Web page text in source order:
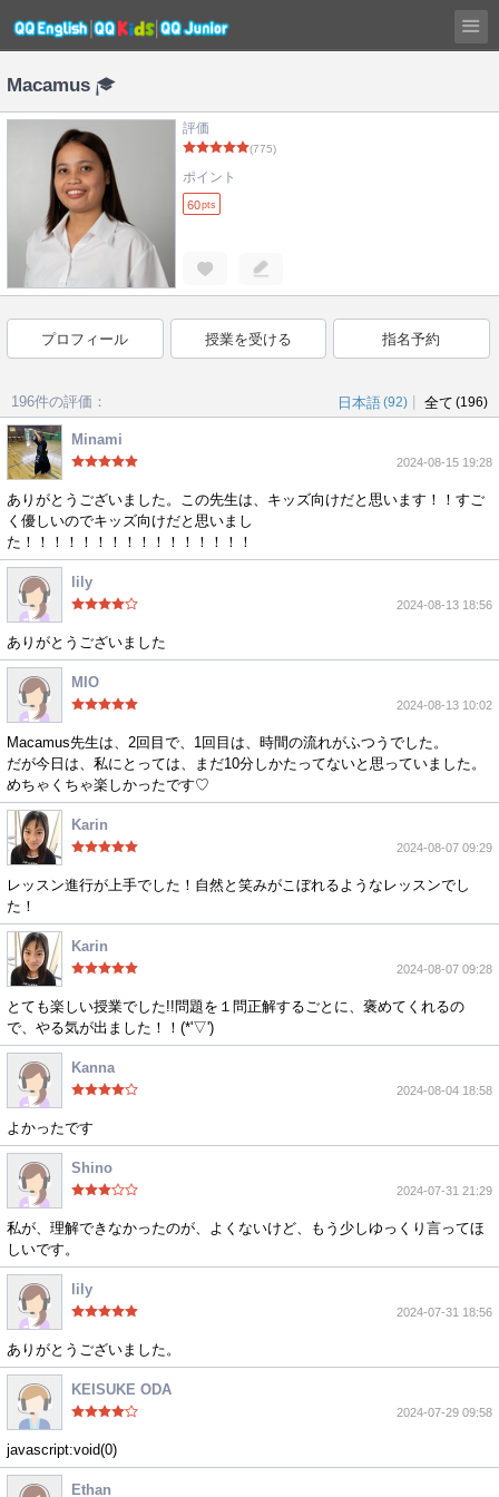
Macamus
評価
(775)
ポイント
60pts
プロフィール 授業を受ける 指名予約
196件の評価： 日本語(92) 全て (196)
Minami
2024-08-15 19:28
ありがとうございました。この先生は、キッズ向けだと思います！！すご
く優しいのでキッズ向けだと思いまし
た！！！！！！！！！！！！！！！！
lily
2024-08-13 18:56
ありがとうございました
MIO
2024-08-13 10:02
Macamus先生は、2回目で、1回目は、時間の流れがふつうでした。
だが今日は、私にとっては、まだ10分しかたってないと思っていました。
めちゃくちゃ楽しかったです♡
Karin
2024-08-07 09:29
レッスン進行が上手でした！自然と笑みがこぼれるようなレッスンでし
た！
Karin
2024-08-07 09:28
とても楽しい授業でした!!問題を１問正解するごとに、褒めてくれるの
で、やる気が出ました！！(*'▽')
Kanna
2024-08-04 18:58
よかったです
Shino
2024-07-31 21:29
私が、理解できなかったのが、よくないけど、もう少しゆっくり言ってほ
しいです。
lily
2024-07-31 18:56
ありがとうございました。
KEISUKE ODA
2024-07-29 09:58
javascript:void(0)
Ethan